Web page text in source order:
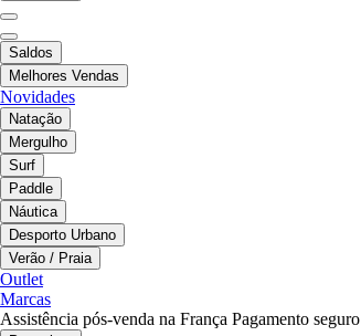
Saldos
Melhores Vendas
Novidades
Natação
Mergulho
Surf
Paddle
Náutica
Desporto Urbano
Verão / Praia
Outlet
Marcas
Assistência pós-venda na França Pagamento seguro